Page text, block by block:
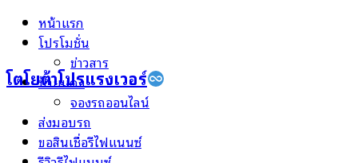
Skip
โตโยต้าโปรแรงเวอร์
หน้าแรก
โปรโมชั่น
ข่าวสาร
ป้ายแดง
จองรถออนไลน์
ส่งมอบรถ
ขอสินเชื่อรีไฟแนนซ์